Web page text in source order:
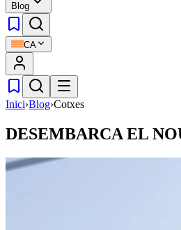
Blog
CA
Inici›Blog›Cotxes
DESEMBARCA EL